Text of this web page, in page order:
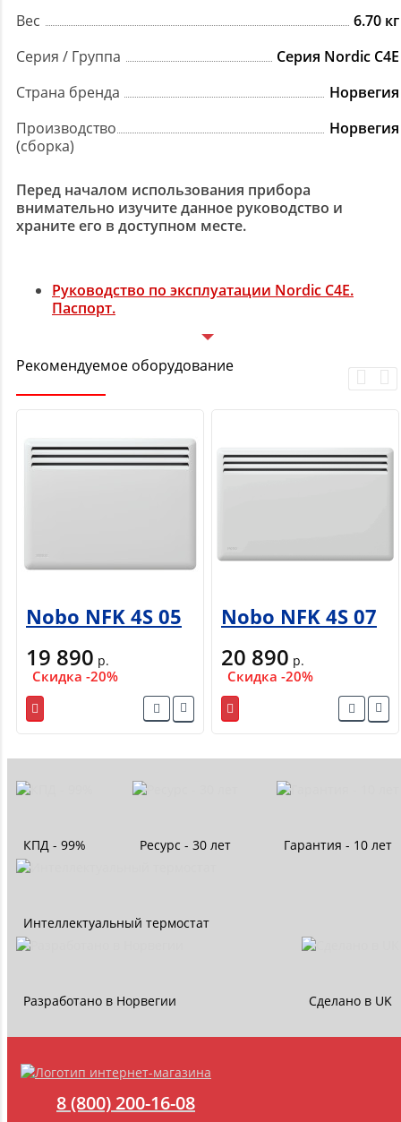
Вес
6.70 кг
Серия / Группа
Серия Nordic C4E
Страна бренда
Норвегия
Производство
(сборка)
Норвегия
Перед началом использования прибора
внимательно изучите данное руководство и
храните его в доступном месте.
Руководство по эксплуатации Nordic C4E.
Паспорт.
Рекомендуемое оборудование
Nobo NFK 4S 05
19 890 р.
Скидка -20%
Nobo NFK 4S 07
20 890 р.
Скидка -20%
КПД - 99% Ресурс - 30 лет Гарантия - 10 лет
Интеллектуальный термостат
Разработано в Норвегии Сделано в UK
8 (800) 200-16-08